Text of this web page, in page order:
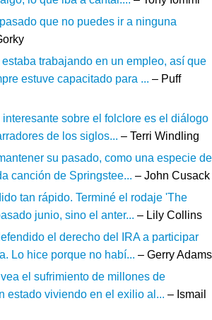
que no puedes ir a ninguna
trabajando en un empleo, así que
estuve capacitado para ... – Puff
interesante sobre el folclore es el diálogo
de los siglos... – Terri Windling
su pasado, como una especie de
canción de Springstee... – John Cusack
tan rápido. Terminé el rodaje 'The
junio, sino el anter... – Lily Collins
el derecho del IRA a participar
Lo hice porque no habí... – Gerry Adams
el sufrimiento de millones de
estado viviendo en el exilio al... – Ismail